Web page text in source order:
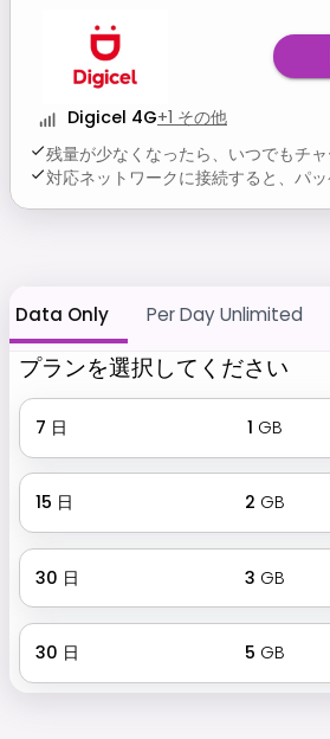
Digicel 4G+1 その他
残量が少なくなったら、いつでもチ
対応ネットワークに接続すると、パ
Data Only Per Day Unlimited
プランを選択してください
7 日 1 GB
15 日 2 GB
30 日 3 GB
30 日 5 GB